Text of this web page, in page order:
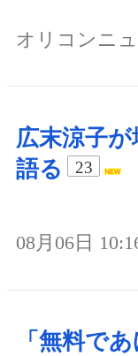
オリコンニ
広末涼子
語る
23
08月06日
「無料で